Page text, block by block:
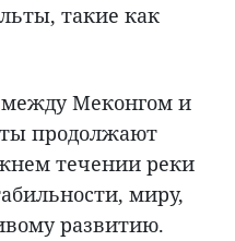
такие как
между Меконгом и
продолжают
течении реки
миру,
развитию.